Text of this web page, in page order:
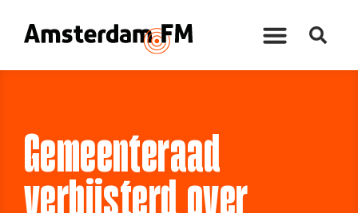
Gemeenteraad